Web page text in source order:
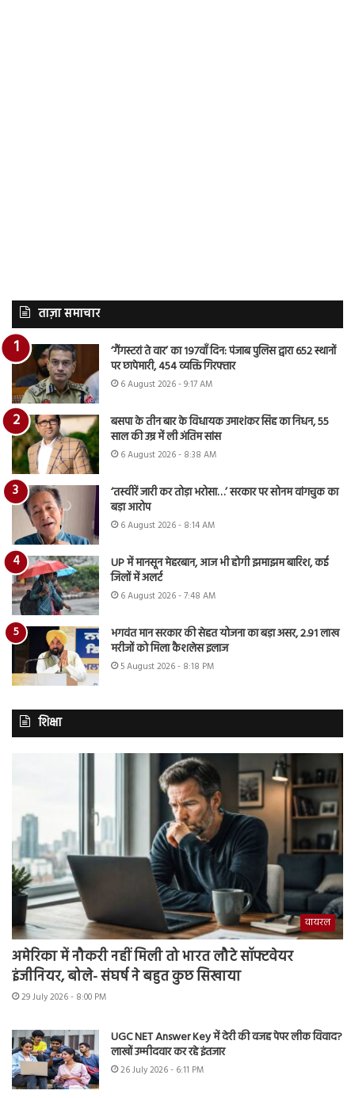
ताज़ा समाचार
‘गैंगस्टरां ते वार’ का 197वाँ दिन: पंजाब पुलिस द्वारा 652 स्थानों
पर छापेमारी, 454 व्यक्ति गिरफ्तार
6 August 2026 - 9:17 AM
बसपा के तीन बार के विधायक उमाशंकर सिंह का निधन, 55
साल की उम्र में ली अंतिम सांस
6 August 2026 - 8:38 AM
‘तस्वीरें जारी कर तोड़ा भरोसा…’ सरकार पर सोनम वांगचुक का
बड़ा आरोप
6 August 2026 - 8:14 AM
UP में मानसून मेहरबान, आज भी होगी झमाझम बारिश, कई
जिलों में अलर्ट
6 August 2026 - 7:48 AM
भगवंत मान सरकार की सेहत योजना का बड़ा असर, 2.91 लाख
मरीजों को मिला कैशलेस इलाज
5 August 2026 - 8:18 PM
शिक्षा
वायरल
अमेरिका में नौकरी नहीं मिली तो भारत लौटे सॉफ्टवेयर
इंजीनियर, बोले- संघर्ष ने बहुत कुछ सिखाया
29 July 2026 - 8:00 PM
UGC NET Answer Key में देरी की वजह पेपर लीक विवाद?
लाखों उम्मीदवार कर रहे इंतजार
26 July 2026 - 6:11 PM